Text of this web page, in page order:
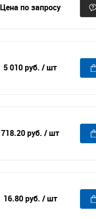
Цена по запросу
5 010 руб. / шт
718.20 руб. / шт
16.80 руб. / шт